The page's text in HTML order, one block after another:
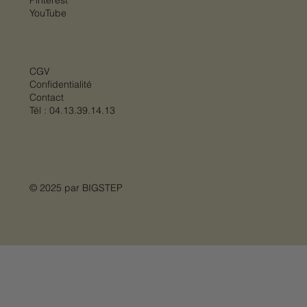
CGV
Confidentialité
Contact
Tél : 04.13.39.14.13
YouTube
© 2025 par BIGSTEP